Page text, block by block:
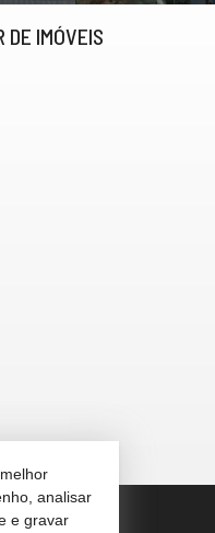
DE IMÓVEIS
Privacidade
analisar
e gravar